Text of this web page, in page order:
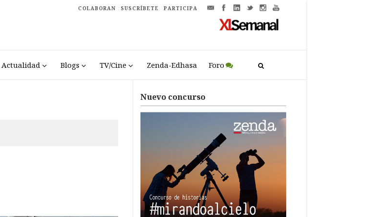
COLABORAN SUSCRÍBETE PARTICIPA
Actualidad Blogs TV/Cine Zenda-Edhasa Foro
Nuevo concurso